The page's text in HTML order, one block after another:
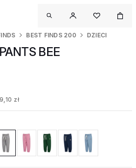
BEST FINDS 200 DZIECI
BEE
zł